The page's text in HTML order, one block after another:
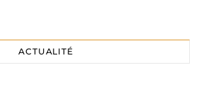
ACTUALITÉ